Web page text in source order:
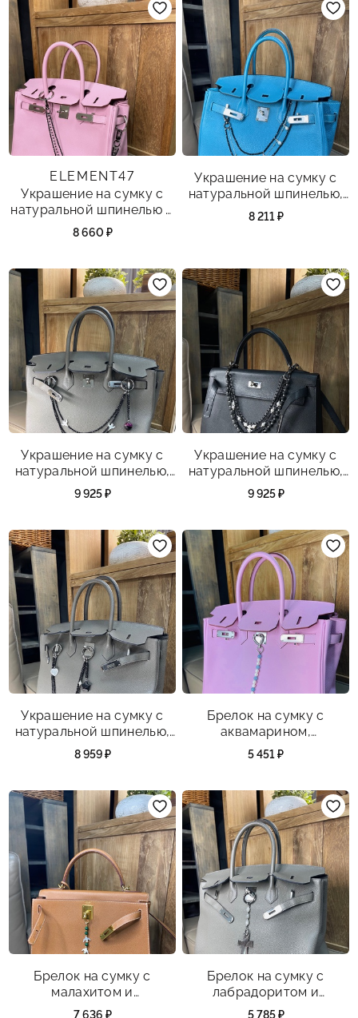
ELEMENT47
Украшение на сумку с
натуральной шпинелью и
культивированным
8 660 ₽
Украшение на сумку с
натуральной шпинелью,
культивированным
8 211 ₽
Украшение на сумку с
натуральной шпинелью,
перламутром, агатом.
9 925 ₽
Украшение на сумку с
натуральной шпинелью,
культивированным
жемчугом,
и вулканической
породой посеребренной.
9 925 ₽
Украшение на сумку с
натуральной шпинелью,
культивированным
жемчугом, кварцем и
8 959 ₽
Брелок на сумку с
аквамарином,
культивированным
жемчугом и
5 451 ₽
Брелок на сумку с
малахитом и
перламутром.
7 636 ₽
Брелок на сумку с
лабрадоритом и
перламутром.
5 785 ₽